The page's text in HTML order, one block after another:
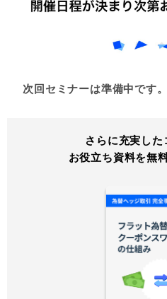
次回セミナーは準備中です。
さらに充実した
お役立ち資料を無